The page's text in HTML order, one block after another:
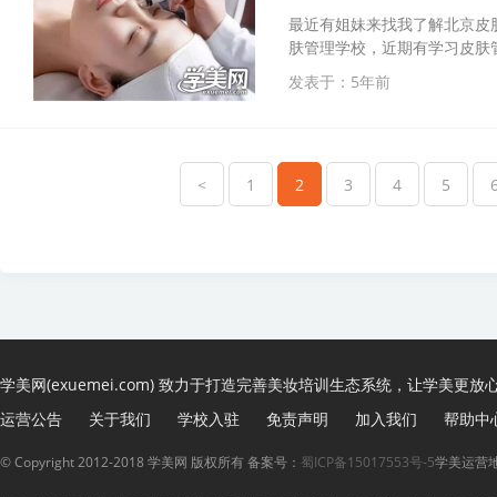
最近有姐妹来找我了解北京
肤管理学校，近期有学习皮
发表于：5年前
< 1 2 3 4 5
学美网(exuemei.com) 致力于打造完善美妆培训生态系统，让学美更放
运营公告
关于我们 学校入驻 免责声明 加入我们 帮助中
© Copyright 2012-2018 学美网 版权所有 备案号： 蜀ICP备15017553号-5学美运营